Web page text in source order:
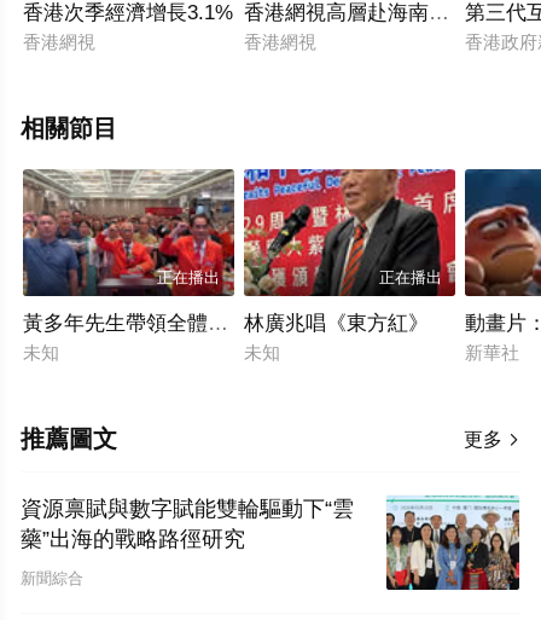
香港次季經濟增長3.1%
香港網視
香港網視高層赴海南瓊中百花嶺
香港網視
第三代
香港政
相關節目
正在播出
黃多年先生帶領全體與會嘉賓，面對國旗、莊嚴宣誓
未知
正在播出
林廣兆唱《東方紅》
未知
動畫片
新華社
更多 
推薦圖文
資源禀賦與數字賦能雙輪驅動下“雲
藥”出海的戰略路徑研究
新聞綜合